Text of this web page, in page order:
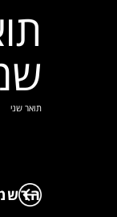
תואר שני